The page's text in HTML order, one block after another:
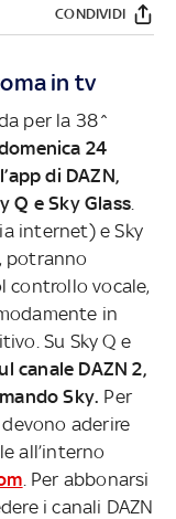
CONDIVIDI
in tv
per la 38^
24
di DAZN,
Q e Sky Glass
internet) e Sky
potranno
controllo vocale,
in
Su Sky Q e
canale DAZN 2,
Sky. Per
devono aderire
all’interno
. Per abbonarsi
i canali DAZN